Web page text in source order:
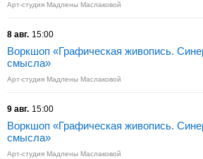
Арт-студия Мадлены Маслаковой
8 авг. 15:00
Воркшоп «Графическая живопись.
смысла»
Арт-студия Мадлены Маслаковой
9 авг. 15:00
Воркшоп «Графическая живопись.
смысла»
Арт-студия Мадлены Маслаковой